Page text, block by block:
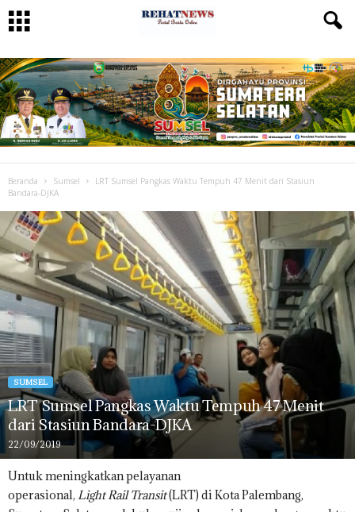
Beranda Sumsel
LRT Sumsel Pangkas Waktu Tempuh 47 Menit dari Stasiun
Bandara-DJKA
SUMSEL
LRT Sumsel Pangkas Waktu Tempuh 47 Menit
dari Stasiun Bandara-DJKA
22/09/2019
Untuk meningkatkan pelayanan
operasional, LightRail Transit(LRT) di Kota Palembang,